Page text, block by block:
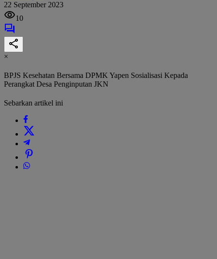
22 September 2023
10
×
BPJS Kesehatan Bersama DPMK Yapen Sosialisasi Kepada
Perangkat Desa Penginputan JKN
Sebarkan artikel ini